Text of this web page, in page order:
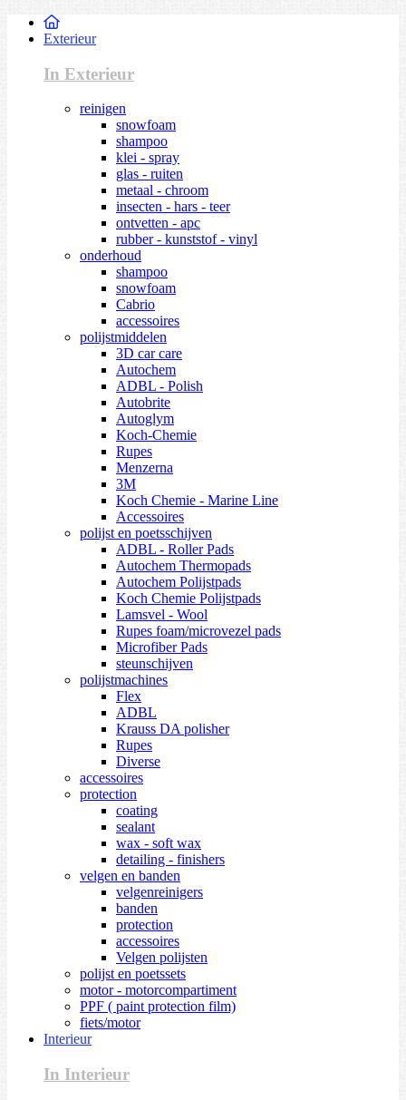
Exterieur
In Exterieur
reinigen
snowfoam
shampoo
klei - spray
glas - ruiten
metaal - chroom
insecten - hars - teer
ontvetten - apc
rubber - kunststof - vinyl
onderhoud
shampoo
snowfoam
Cabrio
accessoires
polijstmiddelen
3D car care
Autochem
ADBL - Polish
Autobrite
Autoglym
Koch-Chemie
Rupes
Menzerna
3M
Koch Chemie - Marine Line
Accessoires
polijst en poetsschijven
ADBL - Roller Pads
Autochem Thermopads
Autochem Polijstpads
Koch Chemie Polijstpads
Lamsvel - Wool
Rupes foam/microvezel pads
Microfiber Pads
steunschijven
polijstmachines
Flex
ADBL
Krauss DA polisher
Rupes
Diverse
accessoires
protection
coating
sealant
wax - soft wax
detailing - finishers
velgen en banden
velgenreinigers
banden
protection
accessoires
Velgen polijsten
polijst en poetssets
motor - motorcompartiment
PPF ( paint protection film)
fiets/motor
Interieur
In Interieur